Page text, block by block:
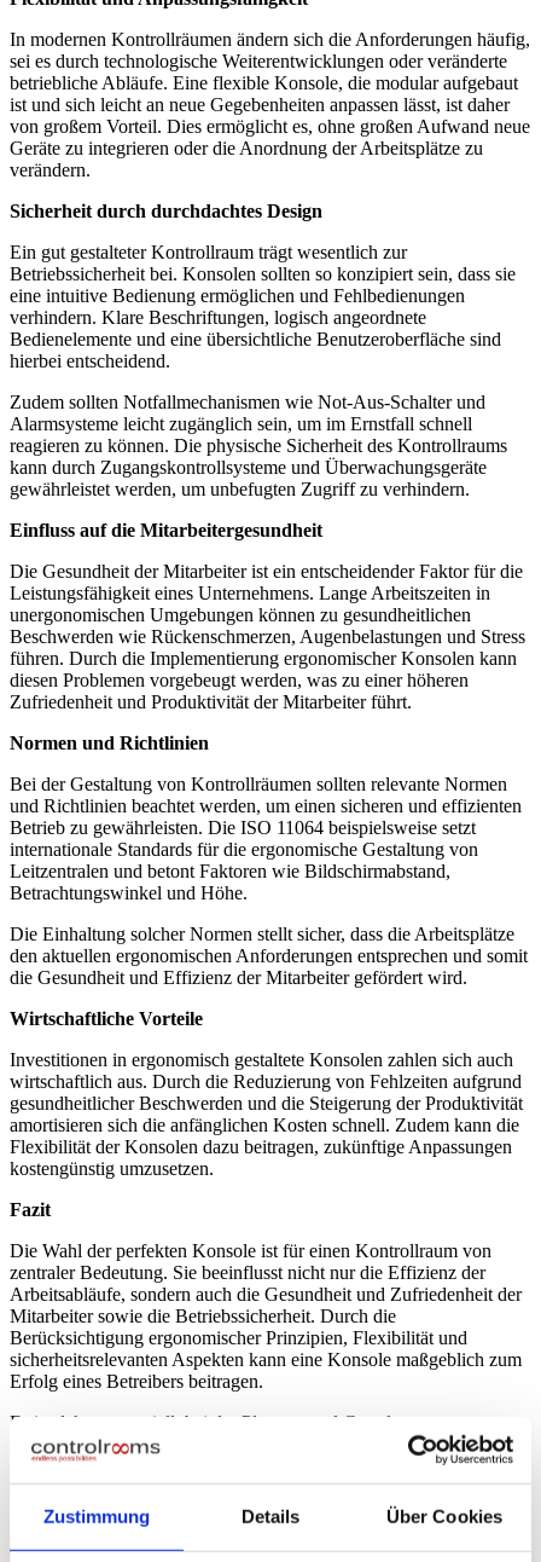
Zustimmung Details Über Cookies
In modernen Kontrollräumen ändern sich die Anforderungen häufig,
sei es durch technologische Weiterentwicklungen oder veränderte
betriebliche Abläufe. Eine flexible Konsole, die modular aufgebaut
ist und sich leicht an neue Gegebenheiten anpassen lässt, ist daher
von großem Vorteil. Dies ermöglicht es, ohne großen Aufwand neue
Geräte zu integrieren oder die Anordnung der Arbeitsplätze zu
verändern.
Sicherheit durch durchdachtes Design
Ein gut gestalteter Kontrollraum trägt wesentlich zur
Betriebssicherheit bei. Konsolen sollten so konzipiert sein, dass sie
eine intuitive Bedienung ermöglichen und Fehlbedienungen
verhindern. Klare Beschriftungen, logisch angeordnete
Bedienelemente und eine übersichtliche Benutzeroberfläche sind
hierbei entscheidend.
Zudem sollten Notfallmechanismen wie Not-Aus-Schalter und
Alarmsysteme leicht zugänglich sein, um im Ernstfall schnell
reagieren zu können. Die physische Sicherheit des Kontrollraums
kann durch Zugangskontrollsysteme und Überwachungsgeräte
gewährleistet werden, um unbefugten Zugriff zu verhindern.
Einfluss auf die Mitarbeitergesundheit
Die Gesundheit der Mitarbeiter ist ein entscheidender Faktor für die
Leistungsfähigkeit eines Unternehmens. Lange Arbeitszeiten in
unergonomischen Umgebungen können zu gesundheitlichen
Beschwerden wie Rückenschmerzen, Augenbelastungen und Stress
führen. Durch die Implementierung ergonomischer Konsolen kann
diesen Problemen vorgebeugt werden, was zu einer höheren
Zufriedenheit und Produktivität der Mitarbeiter führt.
Normen und Richtlinien
Bei der Gestaltung von Kontrollräumen sollten relevante Normen
und Richtlinien beachtet werden, um einen sicheren und effizienten
Betrieb zu gewährleisten. Die ISO 11064 beispielsweise setzt
internationale Standards für die ergonomische Gestaltung von
Leitzentralen und betont Faktoren wie Bildschirmabstand,
Betrachtungswinkel und Höhe.
Die Einhaltung solcher Normen stellt sicher, dass die Arbeitsplätze
den aktuellen ergonomischen Anforderungen entsprechen und somit
die Gesundheit und Effizienz der Mitarbeiter gefördert wird.
Wirtschaftliche Vorteile
Investitionen in ergonomisch gestaltete Konsolen zahlen sich auch
wirtschaftlich aus. Durch die Reduzierung von Fehlzeiten aufgrund
gesundheitlicher Beschwerden und die Steigerung der Produktivität
amortisieren sich die anfänglichen Kosten schnell. Zudem kann die
Flexibilität der Konsolen dazu beitragen, zukünftige Anpassungen
kostengünstig umzusetzen.
Fazit
Die Wahl der perfekten Konsole ist für einen Kontrollraum von
zentraler Bedeutung. Sie beeinflusst nicht nur die Effizienz der
Arbeitsabläufe, sondern auch die Gesundheit und Zufriedenheit der
Mitarbeiter sowie die Betriebssicherheit. Durch die
Berücksichtigung ergonomischer Prinzipien, Flexibilität und
sicherheitsrelevanten Aspekten kann eine Konsole maßgeblich zum
Erfolg eines Betreibers beitragen.
Es ist daher essenziell, bei der Planung und Gestaltung von
Kontrollräumen auf hochwertige, durchdachte Konsolenlösungen zu
setzen, die den spezifischen Anforderungen gerecht werden und
eine optimale Arbeitsumgebung schaffen.